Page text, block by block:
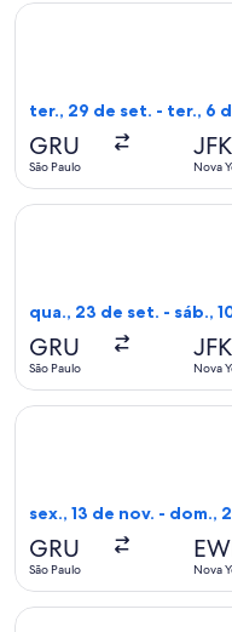
ter., 29 de set. - ter., 6
GRU
São Paulo
JFK
Nova
Selecionar o voo da
qua., 23 de set. - sáb.,
GRU
São Paulo
JFK
Nova
Selecionar o voo da
sex., 13 de nov. - dom.,
GRU
São Paulo Nova
Selecionar o voo da Air
Selecionar o voo da